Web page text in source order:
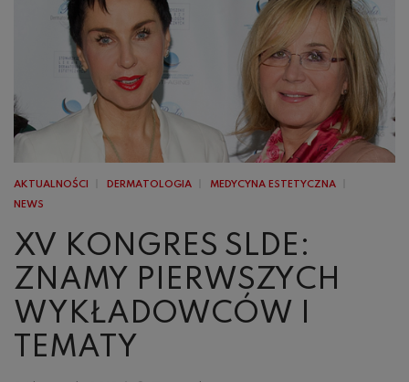
AKTUALNOŚCI DERMATOLOGIA
MEDYCYNA ESTETYCZNA
NEWS
XV KONGRES SLDE:
ZNAMY PIERWSZYCH
WYKŁADOWCÓW I
TEMATY